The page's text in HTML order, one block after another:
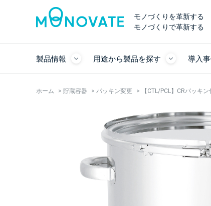
モノづくりを革新する
モノづくりで革新する
製品情報 用途から製品を探す 導入
ホーム > 貯蔵容器 > パッキン変更 > 【CTL/PCL】CRパッキ